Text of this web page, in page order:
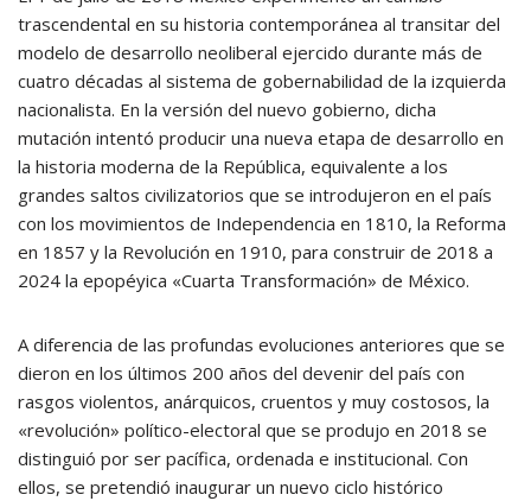
trascendental en su historia contemporánea al transitar del
modelo de desarrollo neoliberal ejercido durante más de
cuatro décadas al sistema de gobernabilidad de la izquierda
nacionalista. En la versión del nuevo gobierno, dicha
mutación intentó producir una nueva etapa de desarrollo en
la historia moderna de la República, equivalente a los
grandes saltos civilizatorios que se introdujeron en el país
con los movimientos de Independencia en 1810, la Reforma
en 1857 y la Revolución en 1910, para construir de 2018 a
2024 la epopéyica «Cuarta Transformación» de México.
A diferencia de las profundas evoluciones anteriores que se
dieron en los últimos 200 años del devenir del país con
rasgos violentos, anárquicos, cruentos y muy costosos, la
«revolución» político-electoral que se produjo en 2018 se
distinguió por ser pacífica, ordenada e institucional. Con
ellos, se pretendió inaugurar un nuevo ciclo histórico